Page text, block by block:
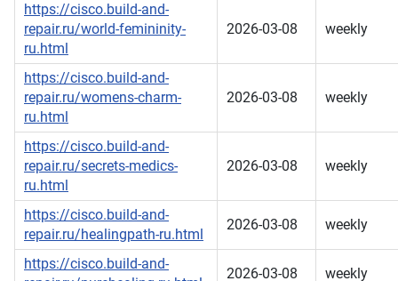
https://cisco.build-and-
repair.ru/world-femininity-
ru.html
2026-03-08 weekly
https://cisco.build-and-
repair.ru/womens-charm-
ru.html
2026-03-08 weekly
https://cisco.build-and-
repair.ru/secrets-medics-
ru.html
2026-03-08 weekly
https://cisco.build-and-
repair.ru/healingpath-ru.html
2026-03-08 weekly
https://cisco.build-and-
2026-03-08 weekly